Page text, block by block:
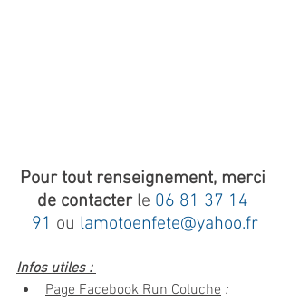
Pour tout renseignement, merci
de contacter le 06 81 37 14
91 ou lamotoenfete@yahoo.fr
Infos utiles :
Page Facebook Run Coluche :